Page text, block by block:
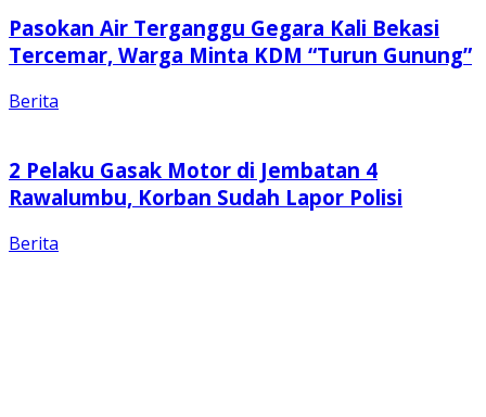
Pasokan Air Terganggu Gegara Kali Bekasi
Tercemar, Warga Minta KDM “Turun Gunung”
Berita
2 Pelaku Gasak Motor di Jembatan 4
Rawalumbu, Korban Sudah Lapor Polisi
Berita